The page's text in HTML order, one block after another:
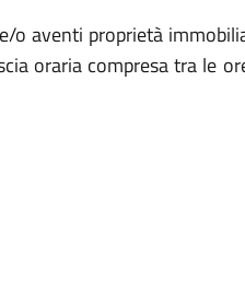
aventi proprietà
oraria compresa tra le